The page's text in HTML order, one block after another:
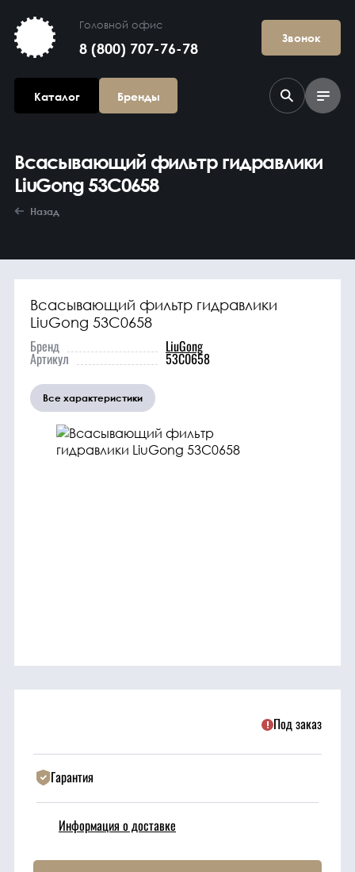
Головной офис
8 (800) 707-76-78
Звонок
Каталог Бренды
Агрегаты в
сборе
Гидравлика и
трансмиссия
ГСМ
Детали
Режущие
Техника
Фильтрующие
элементы
Ходовые части
Всасывающий фильтр гидравлики
LiuGong 53C0658
Назад
Всасывающий фильтр гидравлики
LiuGong 53C0658
Бренд LiuGong
Артикул 53C0658
Все характеристики
Под заказ
Гарантия
Информация о доставке